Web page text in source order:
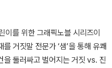
를 위한 그래픽노블 시리즈이
거짓말 전문가 ‘샘’을 통해 유쾌
을 둘러싸고 벌어지는 거짓 vs. 진